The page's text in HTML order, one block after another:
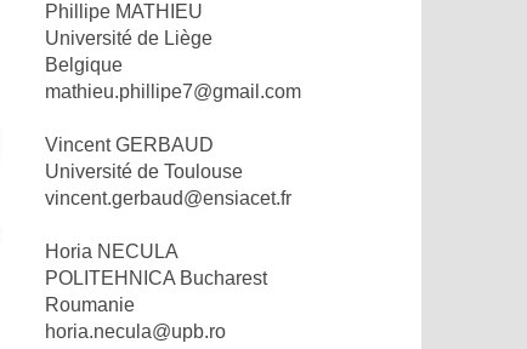
Phillipe MATHIEU
Université de Liège
Belgique
mathieu.phillipe7@gmail.com
Vincent GERBAUD
Université de Toulouse
vincent.gerbaud@ensiacet.fr
Horia NECULA
POLITEHNICA Bucharest
Roumanie
horia.necula@upb.ro